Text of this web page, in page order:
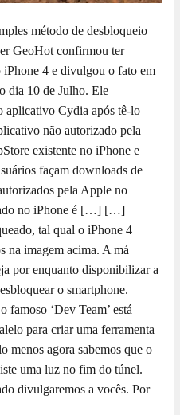
método de desbloqueio
GeoHot confirmou ter
4 e divulgou o fato em
dia 10 de Julho. Ele
aplicativo Cydia após tê-lo
não autorizado pela
existente no iPhone e
façam downloads de
pela Apple no
no iPhone é […] […]
tal qual o iPhone 4
na imagem acima. A má
por enquanto disponibilizar a
o smartphone.
famoso ‘Dev Team’ está
para criar uma ferramenta
menos agora sabemos que o
uma luz no fim do túnel.
divulgaremos a vocês. Por